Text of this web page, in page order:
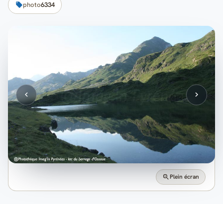
photo6334
Plein écran